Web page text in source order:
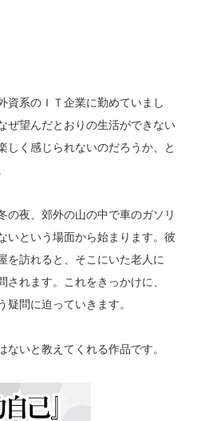
資系のＩＴ企業に勤めていまし
ぜ望んだとおりの生活ができない
しく感じられないのだろうか、と
の夜、郊外の山の中で車のガソリ
いという場面から始まります。彼
を訪れると、そこにいた老人に
されます。これをきっかけに、
疑問に迫っていきます。
ないと教えてくれる作品です。